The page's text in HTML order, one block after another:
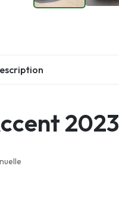
2023